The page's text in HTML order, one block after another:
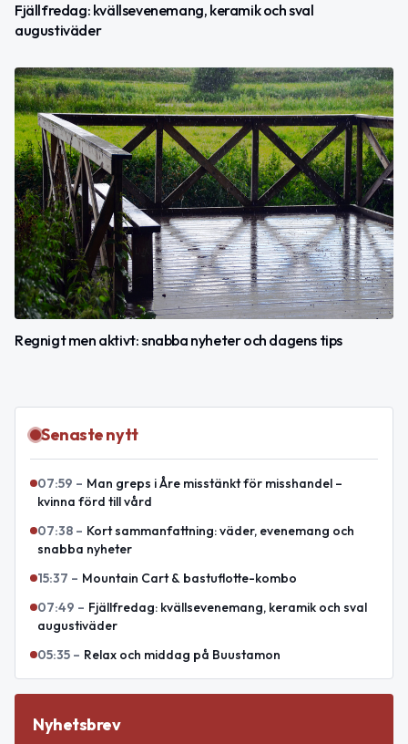
Fjällfredag: kvällsevenemang, keramik och sval
augustiväder
Regnigt men aktivt: snabba nyheter och dagens tips
Senaste nytt
07:59 – Man greps i Åre misstänkt för misshandel –
kvinna förd till vård
07:38 – Kort sammanfattning: väder, evenemang och
snabba nyheter
15:37 – Mountain Cart & bastuflotte-kombo
07:49 – Fjällfredag: kvällsevenemang, keramik och sval
augustiväder
05:35 – Relax och middag på Buustamon
Nyhetsbrev